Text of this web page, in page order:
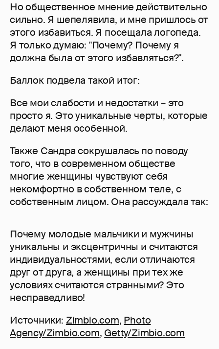
Но общественное мнение действительно
сильно. Я шепелявила, и мне пришлось от
этого избавиться. Я посещала логопеда.
Я только думаю: "Почему? Почему я
должна была от этого избавляться?".
Баллок подвела такой итог:
Все мои слабости и недостатки – это
просто я. Это уникальные черты, которые
делают меня особенной.
Также Сандра сокрушалась по поводу
того, что в современном обществе
многие женщины чувствуют себя
некомфортно в собственном теле, с
собственным лицом. Она рассуждала так:
Почему молодые мальчики и мужчины
уникальны и эксцентричны и считаются
индивидуальностями, если отличаются
друг от друга, а женщины при тех же
условиях считаются странными? Это
несправедливо!
Источники: Zimbio.com, Photo
Agency/Zimbio.com, Getty/Zimbio.com